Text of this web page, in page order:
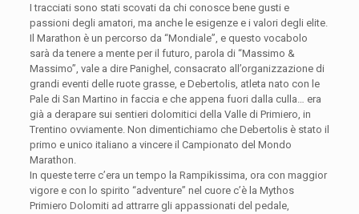
I tracciati sono stati scovati da chi conosce bene gusti e
passioni degli amatori, ma anche le esigenze e i valori degli elite.
Il Marathon è un percorso da “Mondiale”, e questo vocabolo
sarà da tenere a mente per il futuro, parola di “Massimo &
Massimo”, vale a dire Panighel, consacrato all’organizzazione di
grandi eventi delle ruote grasse, e Debertolis, atleta nato con le
Pale di San Martino in faccia e che appena fuori dalla culla… era
già a derapare sui sentieri dolomitici della Valle di Primiero, in
Trentino ovviamente. Non dimentichiamo che Debertolis è stato il
primo e unico italiano a vincere il Campionato del Mondo
Marathon.
In queste terre c’era un tempo la Rampikissima, ora con maggior
vigore e con lo spirito “adventure” nel cuore c’è la Mythos
Primiero Dolomiti ad attrarre gli appassionati del pedale,